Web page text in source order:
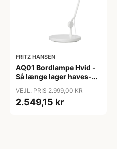
FRITZ HANSEN
AQ01 Bordlampe Hvid -
Så længe lager haves-
VEJL. PRIS 2.999,00 KR
2.549,15 kr